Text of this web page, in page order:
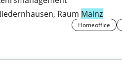
Raum Mainz
Homeoffice